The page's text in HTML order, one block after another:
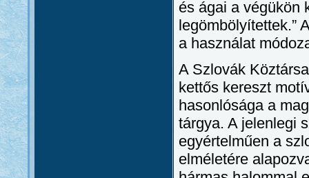
és ágai a végükön
legömbölyítettek.”
a használat
A Szlovák
kettős kereszt
hasonlósága a
tárgya. A jelenlegi
egyértelműen a
elméletére